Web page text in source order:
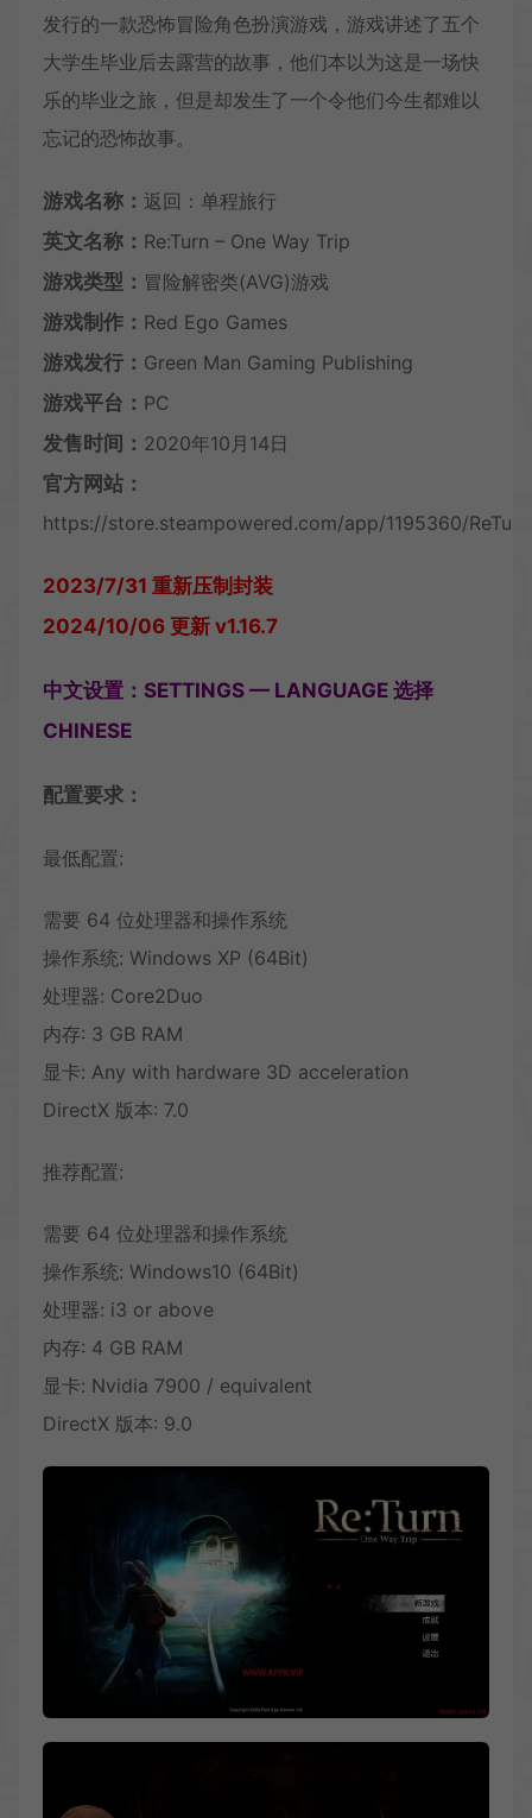
发行的一款恐怖冒险角色扮演游戏，游戏讲述了五个
大学生毕业后去露营的故事，他们本以为这是一场快
乐的毕业之旅，但是却发生了一个令他们今生都难以
忘记的恐怖故事。
游戏名称： 返回：单程旅行
英文名称： Re:Turn – One Way Trip
游戏类型： 冒险解密类(AVG)游戏
游戏制作： Red Ego Games
游戏发行： Green Man Gaming Publishing
游戏平台： PC
发售时间： 2020年10月14日
官方网站：
https://store.steampowered.com/app/1195360/
2023/7/31 重新压制封装
2024/10/06 更新 v1.16.7
中文设置：SETTINGS — LANGUAGE 选择
CHINESE
配置要求：
最低配置:
需要 64 位处理器和操作系统
操作系统: Windows XP (64Bit)
处理器: Core2Duo
内存: 3 GB RAM
显卡: Any with hardware 3D acceleration
DirectX 版本: 7.0
推荐配置:
需要 64 位处理器和操作系统
操作系统: Windows10 (64Bit)
处理器: i3 or above
内存: 4 GB RAM
显卡: Nvidia 7900 / equivalent
DirectX 版本: 9.0